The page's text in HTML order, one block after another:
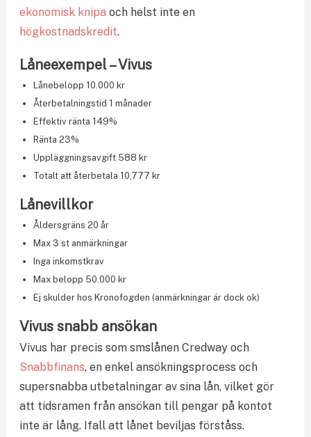
ekonomisk knipa och helst inte en
högkostnadskredit.
Låneexempel – Vivus
Lånebelopp 10.000 kr
Återbetalningstid 1 månader
Effektiv ränta 149%
Ränta 23%
Uppläggningsavgift 588 kr
Totalt att återbetala 10,777 kr
Lånevillkor
Åldersgräns 20 år
Max 3 st anmärkningar
Inga inkomstkrav
Max belopp 50.000 kr
Ej skulder hos Kronofogden (anmärkningar är dock ok)
Vivus snabb ansökan
Vivus har precis som smslånen Credway och
Snabbfinans, en enkel ansökningsprocess och
supersnabba utbetalningar av sina lån, vilket gör
att tidsramen från ansökan till pengar på kontot
inte är lång. Ifall att lånet beviljas förståss.